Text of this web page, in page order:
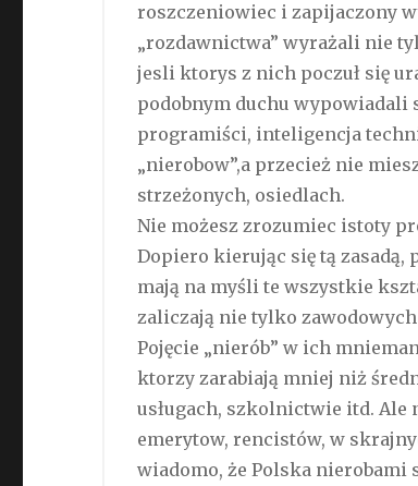
roszczeniowiec i zapijaczony
„rozdawnictwa” wyrażali nie
jesli ktorys z nich poczuł się
podobnym duchu wypowiadali
programiści, inteligencja
„nierobow”,a przecież nie
strzeżonych, osiedlach.
Nie możesz zrozumiec istoty
Dopiero kierując się tą zasadą,
mają na myśli te wszystkie
zaliczają nie tylko
Pojęcie „nierób” w ich
ktorzy zarabiają mniej niż
usługach, szkolnictwie itd. Ale
emerytow, rencistów, w
wiadomo, że Polska nierobami